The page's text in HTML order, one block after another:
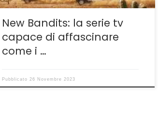
New Bandits: la serie tv
capace di affascinare
come i …
Pubblicato 26 Novembre 2023